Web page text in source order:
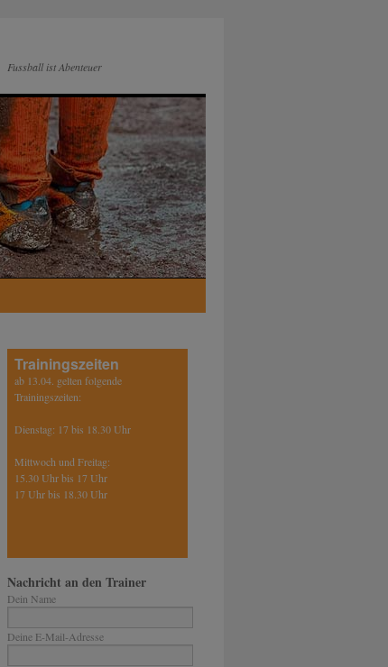
Fussball ist Abenteuer
Trainingszeiten
ab 13.04. gelten folgende
Trainingszeiten:
Dienstag: 17 bis 18.30 Uhr
Mittwoch und Freitag:
15.30 Uhr bis 17 Uhr
17 Uhr bis 18.30 Uhr
Nachricht an den Trainer
Dein Name
Deine E-Mail-Adresse